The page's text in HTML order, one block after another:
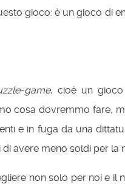
gioco: è un gioco di
game, cioè un
cosa dovremmo fare,
e in fuga da una
avere meno soldi per la
non solo per noi e